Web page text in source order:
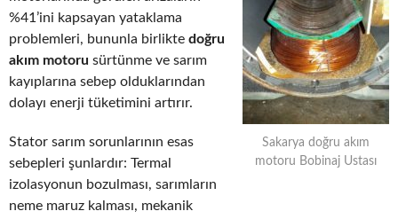
Sakarya doğru akım
motoru Bobinaj Ustası
%41’ini kapsayan yataklama
problemleri, bununla birlikte doğru
akım motoru sürtünme ve sarım
kayıplarına sebep olduklarından
dolayı enerji tüketimini artırır.
Stator sarım sorunlarının esas
sebepleri şunlardır: Termal
izolasyonun bozulması, sarımların
neme maruz kalması, mekanik